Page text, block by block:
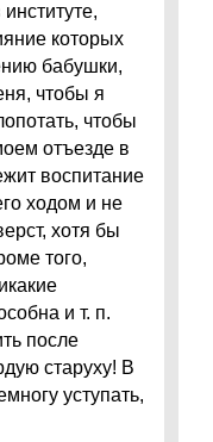
которых
бабушки,
чтобы я
чтобы
отъезде в
воспитание
ходом и не
хотя бы
того,
и т. п.
после
старуху! В
уступать,